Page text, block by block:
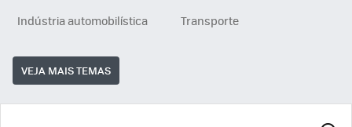
Indústria automobilística
Transporte
VEJA MAIS TEMAS